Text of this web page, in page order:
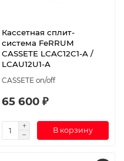
Кассетная сплит-
система FeRRUM
CASSETE LCAC12C1-A /
LCAU12U1-A
CASSETE on/off
65 600 ₽
В корзину